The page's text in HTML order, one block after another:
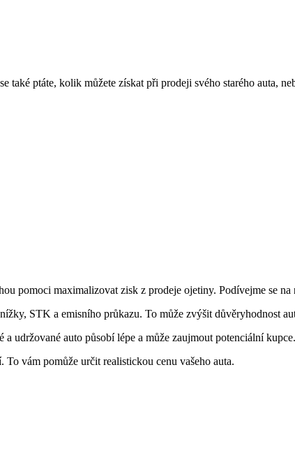
ptáte, kolik můžete získat při prodeji svého starého auta,
pomoci maximalizovat zisk z prodeje ojetiny. Podívejme se na
STK a emisního průkazu. To může zvýšit důvěryhodnost
udržované auto působí lépe a může zaujmout potenciální kupce.
vám pomůže určit realistickou cenu vašeho auta.